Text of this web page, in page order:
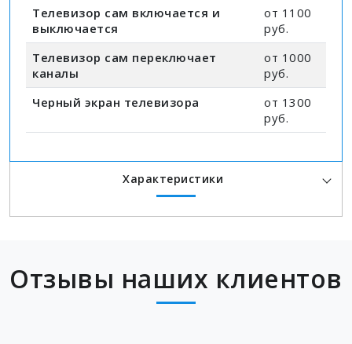
Телевизор сам включается и
выключается
от 1100
руб.
Телевизор сам переключает
каналы
от 1000
руб.
Черный экран телевизора
от 1300
руб.
Характеристики
Отзывы наших клиентов